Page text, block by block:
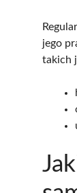
jego
takich